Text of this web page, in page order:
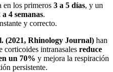
en los primeros 3 a 5 días, y un
a 4 semanas.
y correcto.
(2021, Rhinology Journal) han
corticoides intranasales reduce
un 70% y mejora la respiración
persistente.